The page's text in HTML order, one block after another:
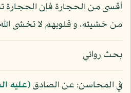
أقسى من الحجارة فإن الحجارة
من خشيته، و قلوبهم لا تخشى الله
بحث روائي
في المحاسن: عن الصادق(عليه